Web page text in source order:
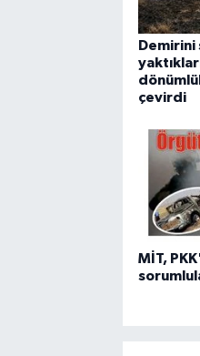
Demirini
çevirdi
MİT,